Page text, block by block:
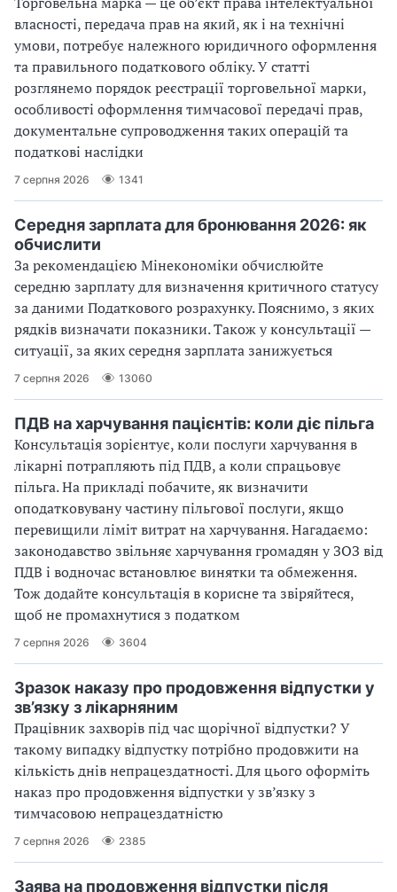
власності, передача прав на який, як і на технічні
умови, потребує належного юридичного оформлення
та правильного податкового обліку. У статті
розглянемо порядок реєстрації торговельної марки,
особливості оформлення тимчасової передачі прав,
документальне супроводження таких операцій та
податкові наслідки
7 серпня 2026 1341
Середня зарплата для бронювання 2026: як
обчислити
За рекомендацією Мінекономіки обчислюйте
середню зарплату для визначення критичного статусу
за даними Податкового розрахунку. Пояснимо, з яких
рядків визначати показники. Також у консультації —
ситуації, за яких середня зарплата занижується
7 серпня 2026 13060
ПДВ на харчування пацієнтів: коли діє пільга
Консультація зорієнтує, коли послуги харчування в
лікарні потрапляють під ПДВ, а коли спрацьовує
пільга. На прикладі побачите, як визначити
оподатковувану частину пільгової послуги, якщо
перевищили ліміт витрат на харчування. Нагадаємо:
законодавство звільняє харчування громадян у ЗОЗ від
ПДВ і водночас встановлює винятки та обмеження.
Тож додайте консультація в корисне та звіряйтеся,
щоб не промахнутися з податком
7 серпня 2026 3604
Зразок наказу про продовження відпустки у
зв’язку з лікарняним
Працівник захворів під час щорічної відпустки? У
такому випадку відпустку потрібно продовжити на
кількість днів непрацездатності. Для цього оформіть
наказ про продовження відпустки у зв’язку з
тимчасовою непрацездатністю
7 серпня 2026 2385
Заява на продовження відпустки після